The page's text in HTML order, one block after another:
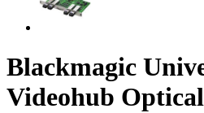
Blackmagic
Videohub